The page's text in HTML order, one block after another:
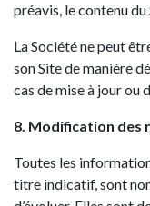
préavis, le contenu du
La Société ne peut
son Site de manière
cas de mise à jour ou
8. Modification des
Toutes les
titre indicatif, sont